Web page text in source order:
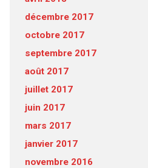
décembre 2017
octobre 2017
septembre 2017
août 2017
juillet 2017
juin 2017
mars 2017
janvier 2017
novembre 2016